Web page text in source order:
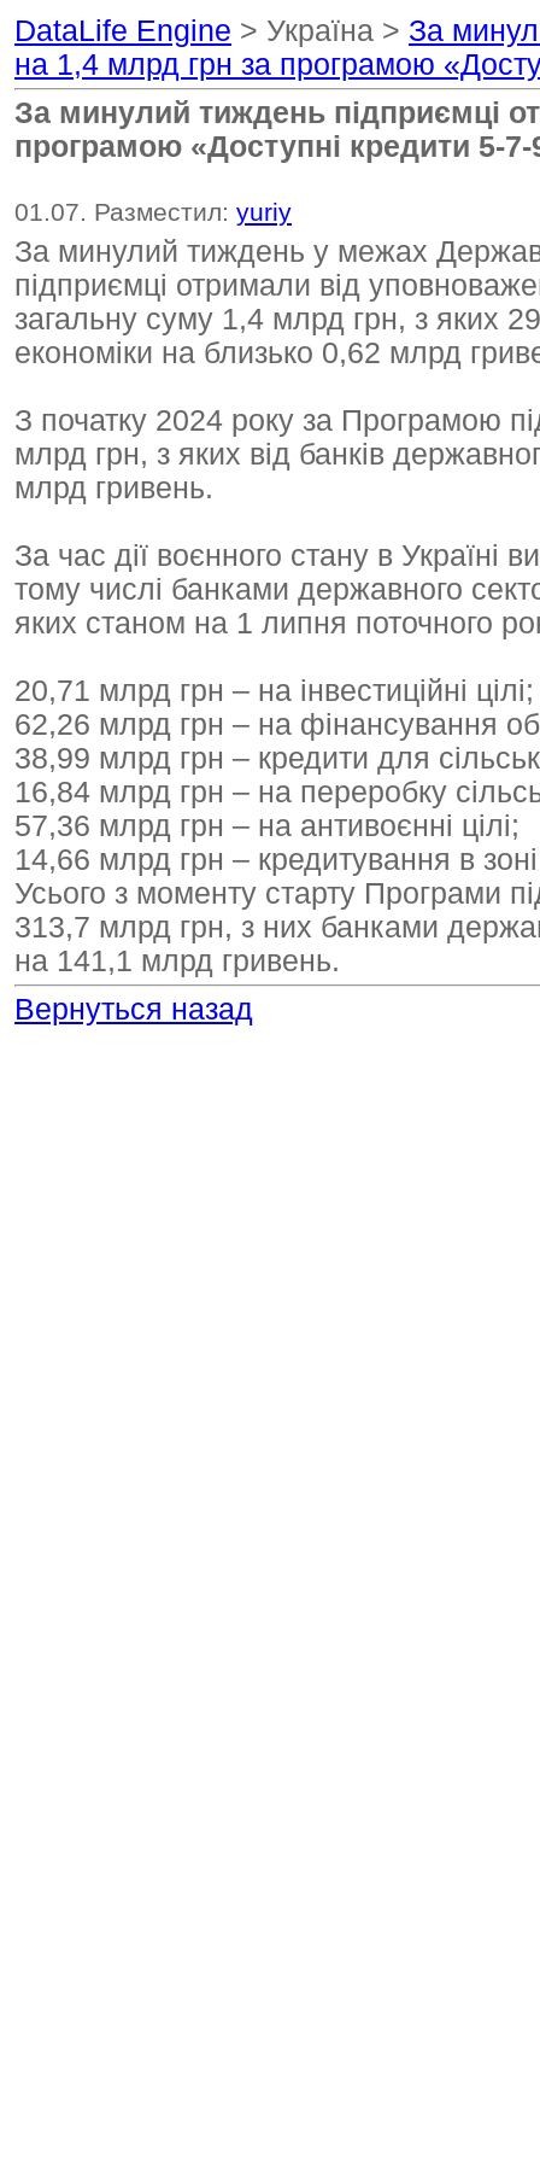
DataLife Engine > Україна > За
на 1,4 млрд грн за програмою
За минулий тиждень підприємці
програмою «Доступні кредити 5-7-
01.07. Разместил: yuriy
За минулий тиждень у межах
підприємці отримали від
загальну суму 1,4 млрд грн, з яких
економіки на близько 0,62 млрд
З початку 2024 року за Програмою
млрд грн, з яких від банків
млрд гривень.
За час дії воєнного стану в
тому числі банками державного
яких станом на 1 липня поточного
20,71 млрд грн – на інвестиційні цілі;
62,26 млрд грн – на фінансування
38,99 млрд грн – кредити для
16,84 млрд грн – на переробку
57,36 млрд грн – на антивоєнні цілі;
14,66 млрд грн – кредитування в
Усього з моменту старту Програми
313,7 млрд грн, з них банками
на 141,1 млрд гривень.
Вернуться назад